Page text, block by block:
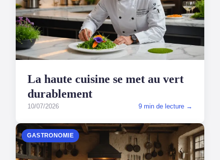
La haute cuisine se met au vert
durablement
10/07/2026 9 min de lecture →
GASTRONOMIE